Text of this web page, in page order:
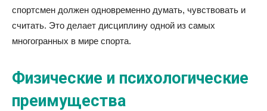
спортсмен должен одновременно думать, чувствовать и
считать. Это делает дисциплину одной из самых
многогранных в мире спорта.
Физические и психологические
преимущества